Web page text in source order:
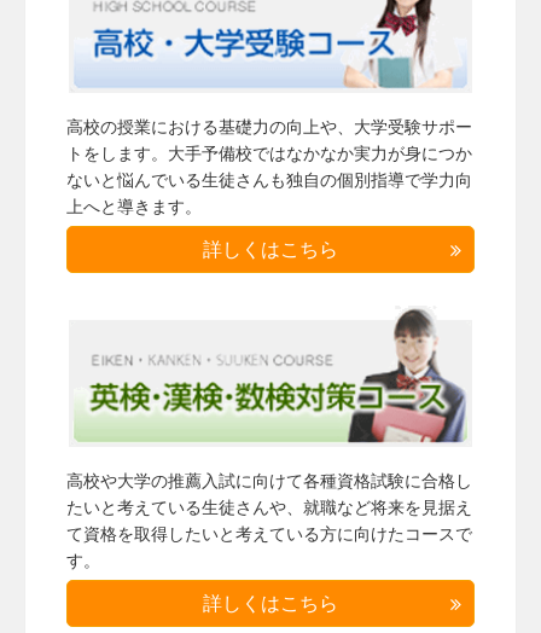
高校の授業における基礎力の向上や、大学受験サポー
トをします。大手予備校ではなかなか実力が身につか
ないと悩んでいる生徒さんも独自の個別指導で学力向
上へと導きます。
詳しくはこちら
高校や大学の推薦入試に向けて各種資格試験に合格し
たいと考えている生徒さんや、就職など将来を見据え
て資格を取得したいと考えている方に向けたコースで
す。
詳しくはこちら